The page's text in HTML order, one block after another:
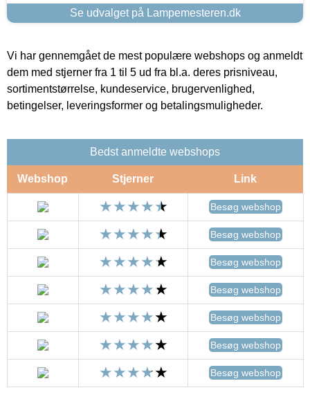
Se udvalget på Lampemesteren.dk
Vi har gennemgået de mest populære webshops og anmeldt
dem med stjerner fra 1 til 5 ud fra bl.a. deres prisniveau,
sortimentstørrelse, kundeservice, brugervenlighed,
betingelser, leveringsformer og betalingsmuligheder.
Bedst anmeldte webshops
Webshop Stjerner Link
Besøg webshop
Besøg webshop
Besøg webshop
Besøg webshop
Besøg webshop
Besøg webshop
Besøg webshop